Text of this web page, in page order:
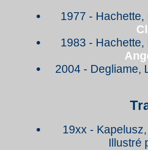
1977 -
1983 -
2004 - Degliame,
19xx -
Illustré